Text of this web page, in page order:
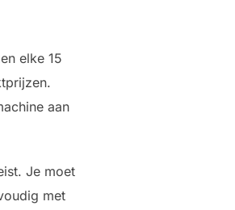
elke 15
aan
Je moet
met